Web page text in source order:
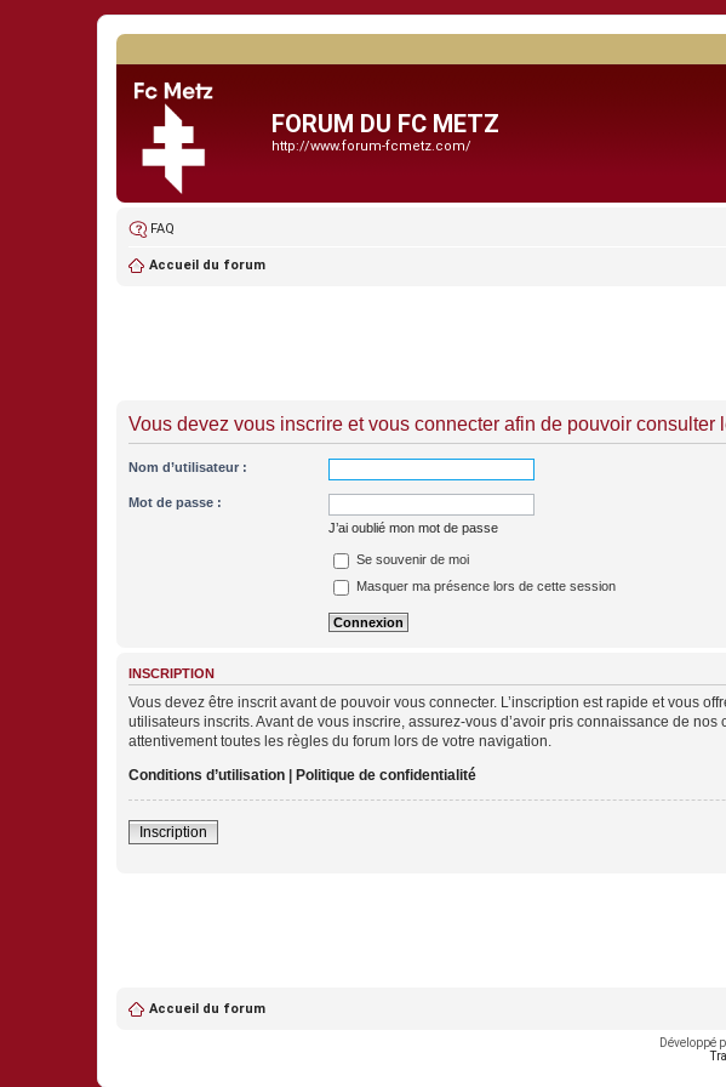
FORUM DU FC METZ
http://www.forum-fcmetz.com/
FAQ
Accueil du forum
Vous devez vous inscrire et vous connecter afin de pouvoir consulter
Nom d’utilisateur :
Mot de passe :
J’ai oublié mon mot de passe
Se souvenir de moi
Masquer ma présence lors de cette session
INSCRIPTION
Vous devez être inscrit avant de pouvoir vous connecter. L’inscription est rapide et vous
utilisateurs inscrits. Avant de vous inscrire, assurez-vous d’avoir pris connaissance de
attentivement toutes les règles du forum lors de votre navigation.
Conditions d’utilisation | Politique de confidentialité
Inscription
Accueil du forum
Développé